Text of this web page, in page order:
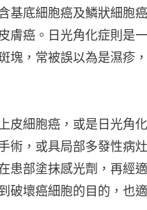
基底細胞癌及鱗狀細胞
膚癌。日光角化症則是
塊，常被誤以為是濕疹
皮細胞癌，或是日光角
術，或具局部多發性病
患部塗抹感光劑，再經
破壞癌細胞的目的，也